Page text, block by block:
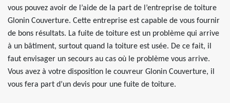
vous pouvez avoir de l’aide de la part de l’entreprise de toiture
Glonin Couverture. Cette entreprise est capable de vous fournir
de bons résultats. La fuite de toiture est un problème qui arrive
à un bâtiment, surtout quand la toiture est usée. De ce fait, il
faut envisager un secours au cas où le problème vous arrive.
Vous avez à votre disposition le couvreur Glonin Couverture, il
vous fera part d’un devis pour une fuite de toiture.